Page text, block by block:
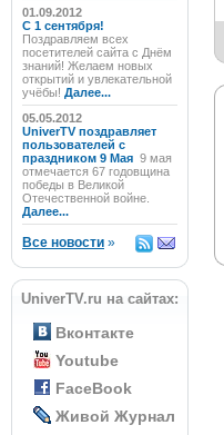
01.09.2012
C 1 сентября!
Поздравляем всех
посетителей сайта с Днём
знаний! Желаем новых
открытий и увлекательной
учёбы! Далее...
05.05.2012
UniverTV поздравляет
пользователей с
праздником 9 Мая 9 мая
отмечается 67 годовщина
победы в Великой
Отечественной войне.
Далее...
Все новости »
UniverTV.ru на сайтах:
Вконтакте
Youtube
FaceBook
Живой Журнал